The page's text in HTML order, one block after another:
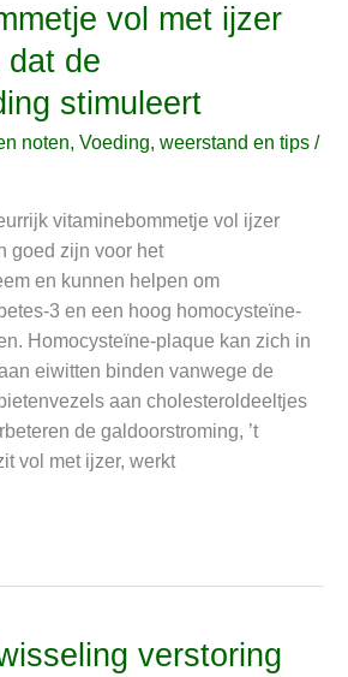
vol met ijzer
dat de
stimuleert
noten, Voeding, weerstand en tips /
vitaminebommetje vol ijzer
goed zijn voor het
en kunnen helpen om
3 en een hoog homocysteïne-
Homocysteïne-plaque kan zich in
eiwitten binden vanwege de
aan cholesteroldeeltjes
de galdoorstroming, ’t
vol met ijzer, werkt
verstoring